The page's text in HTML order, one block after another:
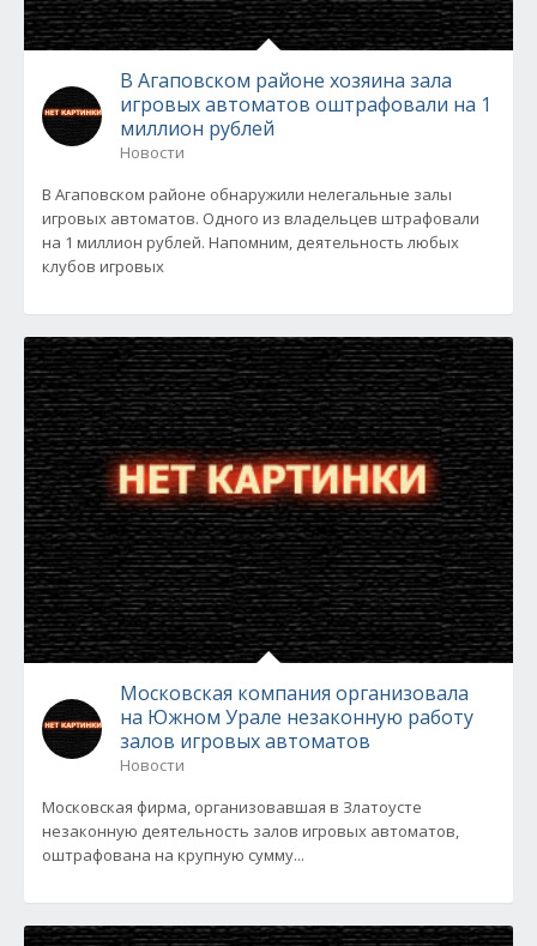
В Агаповском районе хозяина зала
игровых автоматов оштрафовали на 1
миллион рублей
Новости
В Агаповском районе обнаружили нелегальные залы
игровых автоматов. Одного из владельцев штрафовали
на 1 миллион рублей. Напомним, деятельность любых
клубов игровых
Московская компания организовала
на Южном Урале незаконную работу
залов игровых автоматов
Новости
Московская фирма, организовавшая в Златоусте
незаконную деятельность залов игровых автоматов,
оштрафована на крупную сумму...